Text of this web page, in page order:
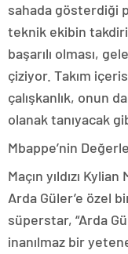
sahada gösterdiği
teknik ekibin
başarılı olması,
çiziyor. Takım
çalışkanlık, onun
olanak tanıyacak
Mbappe’nin
Maçın yıldızı
Arda Güler’e özel
süperstar, “Arda
inanılmaz bir